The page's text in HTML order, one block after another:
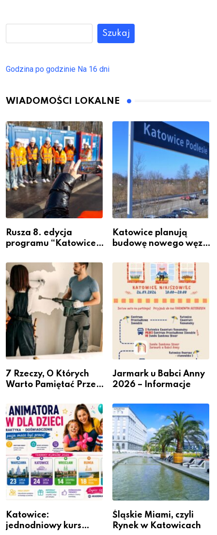
Szukaj
Godzina po godzinie Na 16 dni
WIADOMOŚCI LOKALNE
Rusza 8. edycja
programu “Katowice
– nabór dla
przedsiębiorców
Katowice planują
budowę nowego węzła
Podlesiu
7 Rzeczy, O Których
Warto Pamiętać Przed
Jarmark u Babci Anny
2026 – Informacje
Katowice:
jednodniowy kurs
Śląskie Miami, czyli
Rynek w Katowicach